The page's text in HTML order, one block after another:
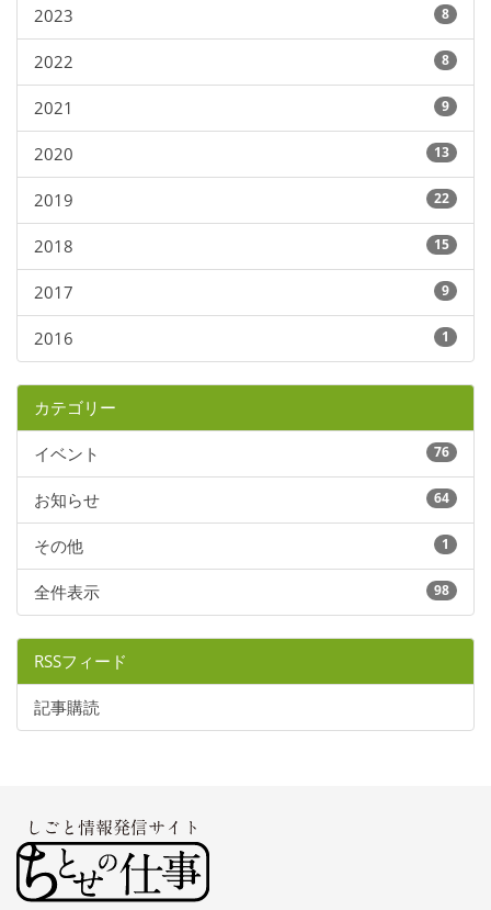
2023 8
2022 8
2021 9
2020 13
2019 22
2018 15
2017 9
2016 1
カテゴリー
イベント 76
お知らせ 64
その他 1
全件表示 98
RSSフィード
記事購読